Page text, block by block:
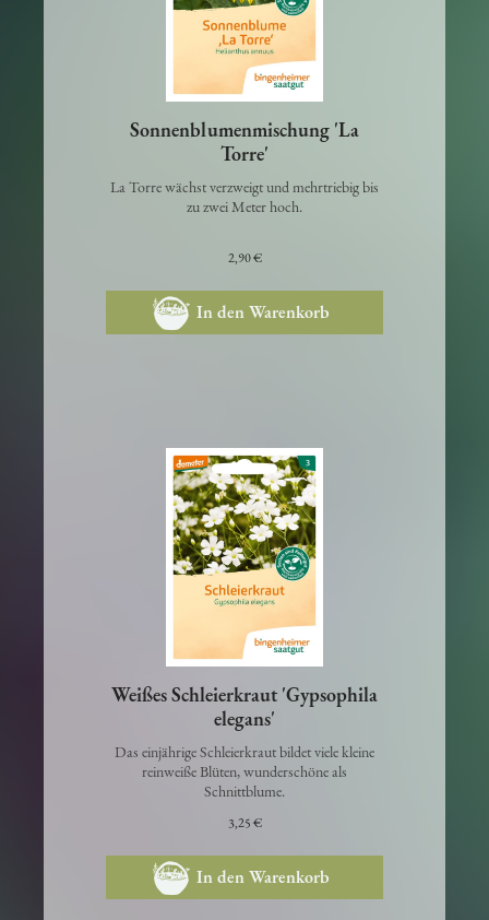
Sonnenblumenmischung 'La
Torre'
La Torre wächst verzweigt und mehrtriebig bis
2,90 €
In den Warenkorb
Weißes Schleierkraut 'Gypsophila
elegans'
Das einjährige Schleierkraut bildet viele kleine
reinweiße Blüten, wunderschöne als
Schnittblume.
3,25 €
In den Warenkorb